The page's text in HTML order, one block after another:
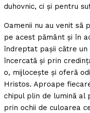
duhovnic, ci şi pentru
Oamenii nu au venit să
pe acest pământ şi în
îndreptat paşii către
încercată şi prin
o, mijloceşte şi oferă
Hristos. Aproape
chipul plin de lumină al
prin ochii de culoarea